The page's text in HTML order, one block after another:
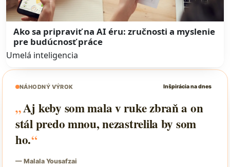
Ako sa pripraviť na AI éru: zručnosti a myslenie
pre budúcnosť práce
Umelá inteligencia